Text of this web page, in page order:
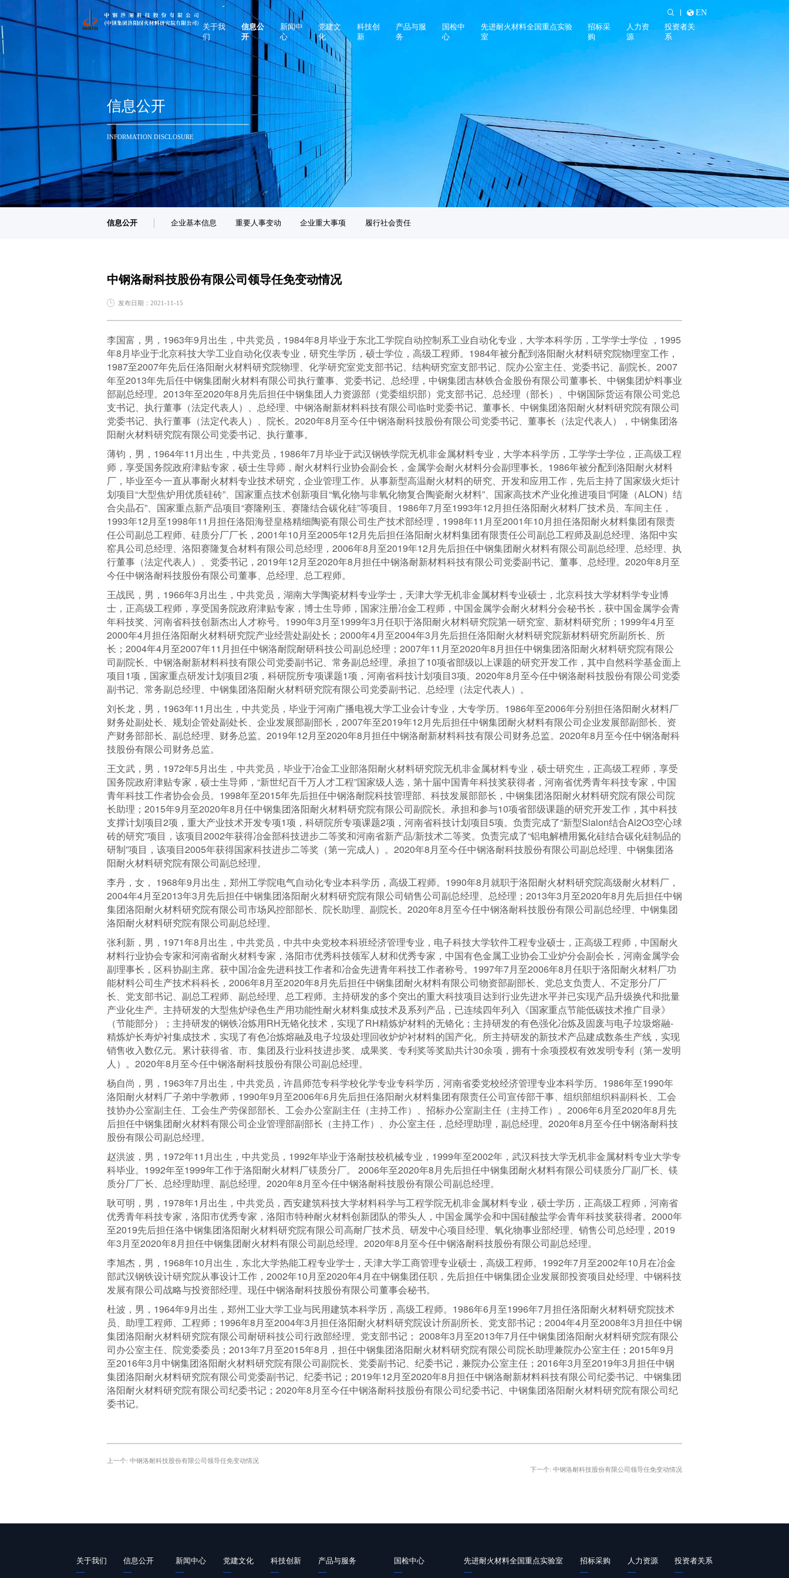
关于我
们
公司简介
企业文化
联系我们
信息公
开
企业基本信息
重要人事变动
企业重大事项
履行社会责任
新闻中
心
企业要闻
企业视频
党建文
化
党建活动
党规党纪
科技创
新
产品与服
务
建材行业用耐火材料
工程设计及施工总承包
国检中
心
业务流程及联系方式
检测技术
先进耐火材料全国重点实验
室
重点实验室概况
招标采
购
人力资
源
投资者关
系
EN
信息公开
INFORMATION DISCLOSURE
信息公开 企业基本信息 重要人事变动 企业重大事项 履行社会责任
中钢洛耐科技股份有限公司领导任免变动情况
发布日期：2021-11-15
李国富，男，1963年9月出生，中共党员，1984年8月毕业于东北工学院自动控制系工业自动化专业，大学本科学历，工学学士学位 ，1995
年8月毕业于北京科技大学工业自动化仪表专业，研究生学历，硕士学位，高级工程师。1984年被分配到洛阳耐火材料研究院物理室工作，
1987至2007年先后任洛阳耐火材料研究院物理、化学研究室党支部书记、结构研究室支部书记、院办公室主任、党委书记、副院长。2007
年至2013年先后任中钢集团耐火材料有限公司执行董事、党委书记、总经理，中钢集团吉林铁合金股份有限公司董事长、中钢集团炉料事业
部副总经理。2013年至2020年8月先后担任中钢集团人力资源部（党委组织部）党支部书记、总经理（部长）、中钢国际货运有限公司党总
支书记、执行董事（法定代表人）、总经理、中钢洛耐新材料科技有限公司临时党委书记、董事长、中钢集团洛阳耐火材料研究院有限公司
党委书记、执行董事（法定代表人）、院长。2020年8月至今任中钢洛耐科技股份有限公司党委书记、董事长（法定代表人），中钢集团洛
阳耐火材料研究院有限公司党委书记、执行董事。
薄钧，男，1964年11月出生，中共党员，1986年7月毕业于武汉钢铁学院无机非金属材料专业，大学本科学历，工学学士学位，正高级工程
师，享受国务院政府津贴专家，硕士生导师，耐火材料行业协会副会长，金属学会耐火材料分会副理事长。1986年被分配到洛阳耐火材料
厂，毕业至今一直从事耐火材料专业技术研究，企业管理工作。从事新型高温耐火材料的研究、开发和应用工作，先后主持了国家级火炬计
划项目“大型焦炉用优质硅砖”、国家重点技术创新项目“氧化物与非氧化物复合陶瓷耐火材料”、国家高技术产业化推进项目“阿隆（ALON）结
合尖晶石”、国家重点新产品项目“赛隆刚玉、赛隆结合碳化硅”等项目。1986年7月至1993年12月担任洛阳耐火材料厂技术员、车间主任，
1993年12月至1998年11月担任洛阳海登皇格精细陶瓷有限公司生产技术部经理，1998年11月至2001年10月担任洛阳耐火材料集团有限责
任公司副总工程师、硅质分厂厂长，2001年10月至2005年12月先后担任洛阳耐火材料集团有限责任公司副总工程师及副总经理、洛阳中实
窑具公司总经理、洛阳赛隆复合材料有限公司总经理，2006年8月至2019年12月先后担任中钢集团耐火材料有限公司副总经理、总经理、执
行董事（法定代表人）、党委书记，2019年12月至2020年8月担任中钢洛耐新材料科技有限公司党委副书记、董事、总经理。2020年8月至
今任中钢洛耐科技股份有限公司董事、总经理、总工程师。
王战民，男，1966年3月出生，中共党员，湖南大学陶瓷材料专业学士，天津大学无机非金属材料专业硕士，北京科技大学材料学专业博
士，正高级工程师，享受国务院政府津贴专家，博士生导师，国家注册冶金工程师，中国金属学会耐火材料分会秘书长，获中国金属学会青
年科技奖、河南省科技创新杰出人才称号。1990年3月至1999年3月任职于洛阳耐火材料研究院第一研究室、新材料研究所；1999年4月至
2000年4月担任洛阳耐火材料研究院产业经营处副处长；2000年4月至2004年3月先后担任洛阳耐火材料研究院新材料研究所副所长、所
长；2004年4月至2007年11月担任中钢洛耐院耐研科技公司副总经理；2007年11月至2020年8月担任中钢集团洛阳耐火材料研究院有限公
司副院长、中钢洛耐新材料科技有限公司党委副书记、常务副总经理。承担了10项省部级以上课题的研究开发工作，其中自然科学基金面上
项目1项，国家重点研发计划项目2项，科研院所专项课题1项，河南省科技计划项目3项。2020年8月至今任中钢洛耐科技股份有限公司党委
副书记、常务副总经理、中钢集团洛阳耐火材料研究院有限公司党委副书记、总经理（法定代表人）。
刘长龙，男，1963年11月出生，中共党员，毕业于河南广播电视大学工业会计专业，大专学历。1986年至2006年分别担任洛阳耐火材料厂
财务处副处长、规划企管处副处长、企业发展部副部长，2007年至2019年12月先后担任中钢集团耐火材料有限公司企业发展部副部长、资
产财务部部长、副总经理、财务总监。2019年12月至2020年8月担任中钢洛耐新材料科技有限公司财务总监。2020年8月至今任中钢洛耐科
技股份有限公司财务总监。
王文武，男，1972年5月出生，中共党员，毕业于冶金工业部洛阳耐火材料研究院无机非金属材料专业，硕士研究生，正高级工程师，享受
国务院政府津贴专家，硕士生导师，“新世纪百千万人才工程”国家级人选，第十届中国青年科技奖获得者，河南省优秀青年科技专家，中国
青年科技工作者协会会员。1998年至2015年先后担任中钢洛耐院科技管理部、科技发展部部长，中钢集团洛阳耐火材料研究院有限公司院
长助理；2015年9月至2020年8月任中钢集团洛阳耐火材料研究院有限公司副院长。承担和参与10项省部级课题的研究开发工作，其中科技
支撑计划项目2项，重大产业技术开发专项1项，科研院所专项课题2项，河南省科技计划项目5项。负责完成了“新型Sialon结合Al2O3空心球
砖的研究”项目，该项目2002年获得冶金部科技进步二等奖和河南省新产品/新技术二等奖。负责完成了“铝电解槽用氮化硅结合碳化硅制品的
研制”项目，该项目2005年获得国家科技进步二等奖（第一完成人）。2020年8月至今任中钢洛耐科技股份有限公司副总经理、中钢集团洛
阳耐火材料研究院有限公司副总经理。
李丹，女， 1968年9月出生，郑州工学院电气自动化专业本科学历，高级工程师。1990年8月就职于洛阳耐火材料研究院高级耐火材料厂，
2004年4月至2013年3月先后担任中钢集团洛阳耐火材料研究院有限公司销售公司副总经理、总经理；2013年3月至2020年8月先后担任中钢
集团洛阳耐火材料研究院有限公司市场风控部部长、院长助理、副院长。2020年8月至今任中钢洛耐科技股份有限公司副总经理、中钢集团
洛阳耐火材料研究院有限公司副总经理。
张利新，男，1971年8月出生，中共党员，中共中央党校本科班经济管理专业，电子科技大学软件工程专业硕士，正高级工程师，中国耐火
材料行业协会专家和河南省耐火材料专家，洛阳市优秀科技领军人材和优秀专家，中国有色金属工业协会工业炉分会副会长，河南金属学会
副理事长，区科协副主席。获中国冶金先进科技工作者和冶金先进青年科技工作者称号。1997年7月至2006年8月任职于洛阳耐火材料厂功
能材料公司生产技术科科长，2006年8月至2020年8月先后担任中钢集团耐火材料有限公司物资部副部长、党总支负责人、不定形分厂厂
长、党支部书记、副总工程师、副总经理、总工程师。主持研发的多个突出的重大科技项目达到行业先进水平并已实现产品升级换代和批量
产业化生产。主持研发的大型焦炉绿色生产用功能性耐火材料集成技术及系列产品，已连续四年列入《国家重点节能低碳技术推广目录》
（节能部分）；主持研发的钢铁冶炼用RH无铬化技术，实现了RH精炼炉材料的无铬化；主持研发的有色强化冶炼及固废与电子垃圾熔融-
精炼炉长寿炉衬集成技术，实现了有色冶炼熔融及电子垃圾处理回收炉炉衬材料的国产化。所主持研发的新技术产品建成数条生产线，实现
销售收入数亿元。累计获得省、市、集团及行业科技进步奖、成果奖、专利奖等奖励共计30余项，拥有十余项授权有效发明专利（第一发明
人）。2020年8月至今任中钢洛耐科技股份有限公司副总经理。
杨自尚，男，1963年7月出生，中共党员，许昌师范专科学校化学专业专科学历，河南省委党校经济管理专业本科学历。1986年至1990年
洛阳耐火材料厂子弟中学教师，1990年9月至2006年6月先后担任洛阳耐火材料集团有限责任公司宣传部干事、组织部组织科副科长、工会
技协办公室副主任、工会生产劳保部部长、工会办公室副主任（主持工作）、招标办公室副主任（主持工作）。2006年6月至2020年8月先
后担任中钢集团耐火材料有限公司企业管理部副部长（主持工作）、办公室主任，总经理助理，副总经理。2020年8月至今任中钢洛耐科技
股份有限公司副总经理。
赵洪波，男，1972年11月出生，中共党员，1992年毕业于洛耐技校机械专业，1999年至2002年，武汉科技大学无机非金属材料专业大学专
科毕业。1992年至1999年工作于洛阳耐火材料厂镁质分厂。 2006年至2020年8月先后担任中钢集团耐火材料有限公司镁质分厂副厂长、镁
质分厂厂长、总经理助理、副总经理。2020年8月至今任中钢洛耐科技股份有限公司副总经理。
耿可明，男，1978年1月出生，中共党员，西安建筑科技大学材料科学与工程学院无机非金属材料专业，硕士学历，正高级工程师，河南省
优秀青年科技专家，洛阳市优秀专家，洛阳市特种耐火材料创新团队的带头人，中国金属学会和中国硅酸盐学会青年科技奖获得者。2000年
至2019先后担任洛中钢集团洛阳耐火材料研究院有限公司高耐厂技术员、研发中心项目经理、氧化物事业部经理、销售公司总经理，2019
年3月至2020年8月担任中钢集团耐火材料有限公司副总经理。2020年8月至今任中钢洛耐科技股份有限公司副总经理。
李旭杰，男，1968年10月出生，东北大学热能工程专业学士，天津大学工商管理专业硕士，高级工程师。1992年7月至2002年10月在冶金
部武汉钢铁设计研究院从事设计工作，2002年10月至2020年4月在中钢集团任职，先后担任中钢集团企业发展部投资项目处经理、中钢科技
发展有限公司战略与投资部经理。现任中钢洛耐科技股份有限公司董事会秘书。
杜波，男，1964年9月出生，郑州工业大学工业与民用建筑本科学历，高级工程师。1986年6月至1996年7月担任洛阳耐火材料研究院技术
员、助理工程师、工程师；1996年8月至2004年3月担任洛阳耐火材料研究院设计所副所长、党支部书记；2004年4月至2008年3月担任中钢
集团洛阳耐火材料研究院有限公司耐研科技公司行政部经理、党支部书记； 2008年3月至2013年7月任中钢集团洛阳耐火材料研究院有限公
司办公室主任、院党委委员；2013年7月至2015年8月，担任中钢集团洛阳耐火材料研究院有限公司院长助理兼院办公室主任；2015年9月
至2016年3月中钢集团洛阳耐火材料研究院有限公司副院长、党委副书记、纪委书记，兼院办公室主任；2016年3月至2019年3月担任中钢
集团洛阳耐火材料研究院有限公司党委副书记、纪委书记；2019年12月至2020年8月担任中钢洛耐新材料科技有限公司纪委书记、中钢集团
洛阳耐火材料研究院有限公司纪委书记；2020年8月至今任中钢洛耐科技股份有限公司纪委书记、中钢集团洛阳耐火材料研究院有限公司纪
委书记。
上一个: 中钢洛耐科技股份有限公司领导任免变动情况
下一个: 中钢洛耐科技股份有限公司领导任免变动情况
关于我们 信息公开 新闻中心 党建文化 科技创新 产品与服务 国检中心 先进耐火材料全国重点实验室 招标采购 人力资源 投资者关系